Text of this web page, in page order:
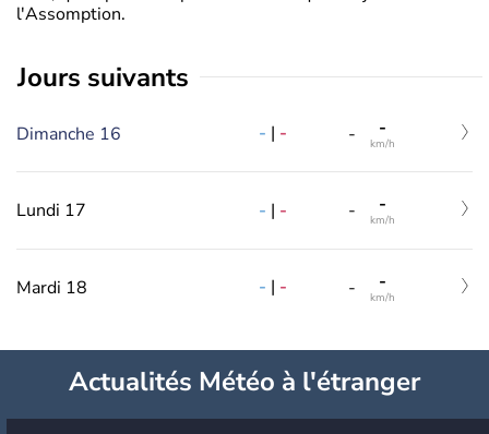
l'Assomption.
jours suivants
Dimanche 16 - | - - -
km/h
Lundi 17 - | - - -
km/h
Mardi 18 - | - - -
km/h
Actualités Météo à l'étranger